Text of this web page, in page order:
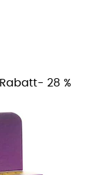
Rabatt- 28 %